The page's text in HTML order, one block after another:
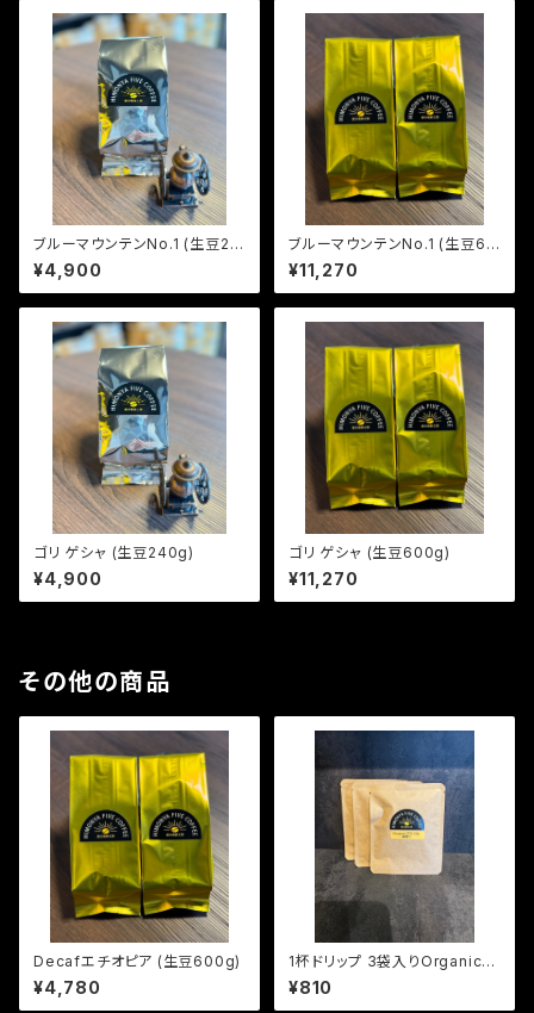
ブルーマウンテンNo.1 (生豆24
0g)
¥4,900
ブルーマウンテンNo.1 (生豆60
0g)
¥11,270
ゴリ ゲシャ (生豆240g)
¥4,900
ゴリ ゲシャ (生豆600g)
¥11,270
その他の商品
Decafエチオピア (生豆600g)
¥4,780
1杯ドリップ 3袋入りOrganicブ
ラジル (深煎り)
¥810